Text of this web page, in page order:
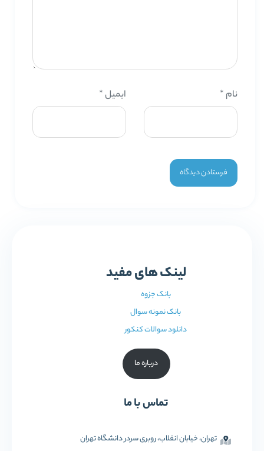
نام * ایمیل*
لینک های مفید
بانک جزوه
بانک نمونه سوال
دانلود سوالات کنکور
درباره ما
تماس با ما
تهران، خیابان انقلاب، روبری سردر دانشگاه تهران